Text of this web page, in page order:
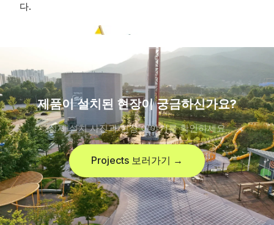
다.
제품이 설치된 현장이 궁금하신가요?
실제 설치 사진과 현장 이야기를 확인하세요
Projects 보러가기 →